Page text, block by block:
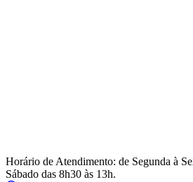
Horário de Atendimento: de Segunda à
Sábado das 8h30 às 13h.